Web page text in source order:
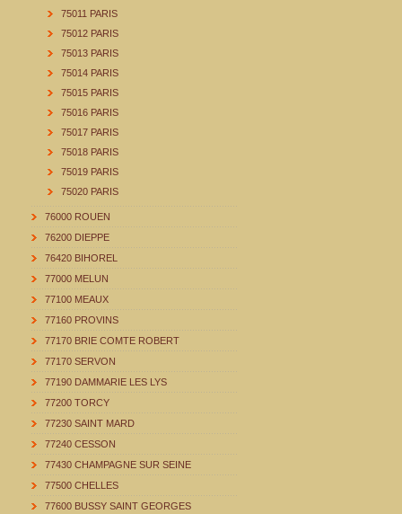
75011 PARIS
75012 PARIS
75013 PARIS
75014 PARIS
75015 PARIS
75016 PARIS
75017 PARIS
75018 PARIS
75019 PARIS
75020 PARIS
76000 ROUEN
76200 DIEPPE
76420 BIHOREL
77000 MELUN
77100 MEAUX
77160 PROVINS
77170 BRIE COMTE ROBERT
77170 SERVON
77190 DAMMARIE LES LYS
77200 TORCY
77230 SAINT MARD
77240 CESSON
77430 CHAMPAGNE SUR SEINE
77500 CHELLES
77600 BUSSY SAINT GEORGES